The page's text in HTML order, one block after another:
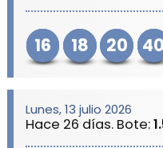
16 18 20 40
Lunes, 13 julio 2026
Hace 26 días. Bote: